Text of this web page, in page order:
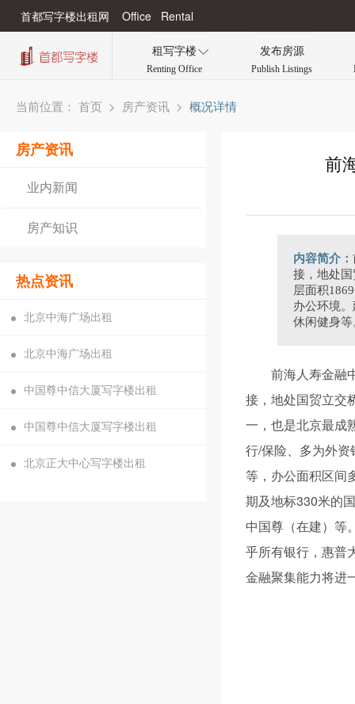
首都写字楼出租网 Office Rental
租写字楼
Renting Office
 发布房源
Publish Listings
当前位置： 首页 > 房产资讯 > 概况详情
房产资讯
业内新闻
房产知识
热点资讯
北京中海广场出租
北京中海广场出租
中国尊中信大厦写字楼出租
中国尊中信大厦写字楼出租
北京正大中心写字楼出租
前
内容简介：
接，地处
层面积
办公环境
休闲健身等
前海人寿金融
接，地处国贸立交
一，也是北京最成
行/保险、多为外
等，办公面积区间
期及地标330米的
中国尊（在建）等
乎所有银行，惠普
金融聚集能力将进